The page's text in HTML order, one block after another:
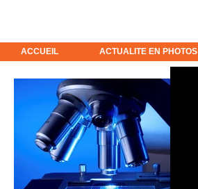
ACCUEIL ACTUALITE EN PHOTOS